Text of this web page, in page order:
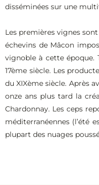
disséminées sur une
Les premières vignes
échevins de Mâcon
vignoble à cette époque.
17ème siècle. Les
du XIXème siècle. Après
onze ans plus tard la
Chardonnay. Les ceps
méditerranéennes (l’été
plupart des nuages